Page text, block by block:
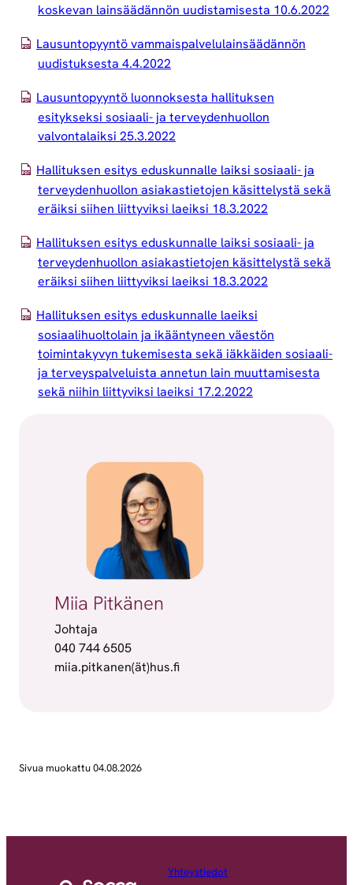
koskevan lainsäädännön uudistamisesta 10.6.2022
Lausuntopyyntö vammaispalvelulainsäädännön
uudistuksesta 4.4.2022
Lausuntopyyntö luonnoksesta hallituksen
esitykseksi sosiaali- ja terveydenhuollon
valvontalaiksi 25.3.2022
Hallituksen esitys eduskunnalle laiksi sosiaali- ja
terveydenhuollon asiakastietojen käsittelystä sekä
eräiksi siihen liittyviksi laeiksi 18.3.2022
Hallituksen esitys eduskunnalle laiksi sosiaali- ja
terveydenhuollon asiakastietojen käsittelystä sekä
eräiksi siihen liittyviksi laeiksi 18.3.2022
Hallituksen esitys eduskunnalle laeiksi
sosiaalihuoltolain ja ikääntyneen väestön
toimintakyvyn tukemisesta sekä iäkkäiden sosiaali-
ja terveyspalveluista annetun lain muuttamisesta
sekä niihin liittyviksi laeiksi 17.2.2022
Miia Pitkänen
Johtaja
040 744 6505
miia.pitkanen(ät)hus.fi
Sivua muokattu 04.08.2026
Yhteystiedot